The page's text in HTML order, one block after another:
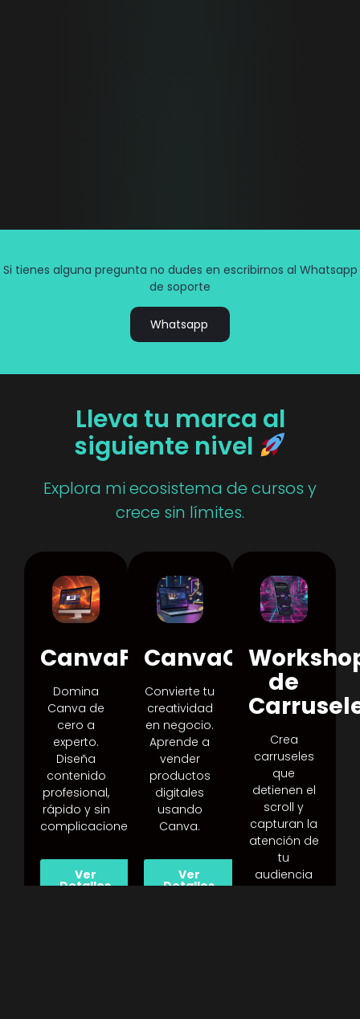
Si tienes alguna pregunta no dudes en escribirnos al Whatsapp
de soporte
Whatsapp
Lleva tu marca al
siguiente nivel
Explora mi ecosistema de cursos y
crece sin límites.
CanvaFlow
Domina
Canva de
cero a
experto.
Diseña
contenido
profesional,
rápido y sin
complicaciones.
Ver
Detalles
CanvaCash
Convierte tu
creatividad
en negocio.
Aprende a
vender
productos
digitales
usando
Canva.
Ver
Detalles
de
Crea
carruseles
que
detienen el
scroll y
capturan la
atención de
tu
audiencia